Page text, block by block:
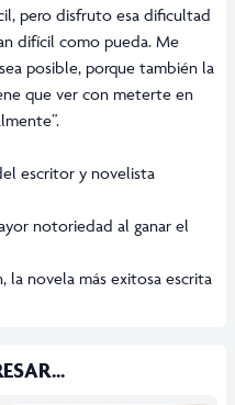
pero disfruto esa dificultad
difícil como pueda. Me
posible, porque también la
que ver con meterte en
escritor y novelista
notoriedad al ganar el
la novela más exitosa escrita